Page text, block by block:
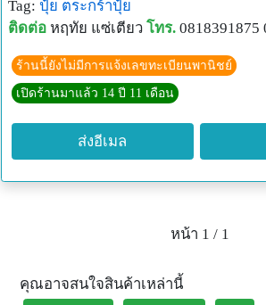
Tag: ปุ๋ย ตระกร้าปุ๋ย
ติดต่อ หฤทัย แซ่เตียว โทร. 0818391875
ร้านนี้ยังไม่มีการแจ้งเลขทะเบียนพานิชย์
เปิดร้านมาแล้ว 14 ปี 11 เดือน
ส่งอีเมล
หน้า 1 / 1
คุณอาจสนใจสินค้าเหล่านี้